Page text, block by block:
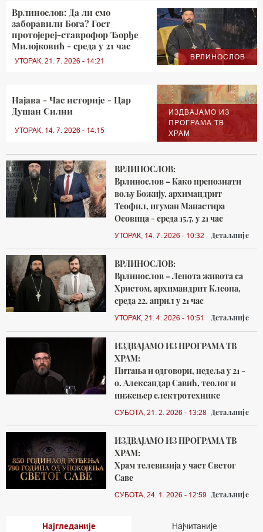
ВРЛИНОСЛОВ
Врлинослов: Да ли смо
заборавили Бога? Гост
протојереј-ставрофор Ђорђе
Милојковић - среда у 21 час
УТОРАК, 21. 7. 2026 - 14:21
ИЗДВАЈАМО ИЗ
ПРОГРАМА ТВ
ХРАМ
Најава - Час историје - Цар
Душан Силни
УТОРАК, 14. 7. 2026 - 14:15
ВРЛИНОСЛОВ:
Врлинослов – Како препознати
вољу Божију, архимандрит
Теофил, игуман Манастира
Осовица - среда 15.7. у 21 час
УТОРАК, 14. 7. 2026 - 10:32 Детаљније
ВРЛИНОСЛОВ:
Врлинослов – Лепота живота са
Христом, архимандрит Клеопа,
среда 22. април у 21 час
УТОРАК, 21. 4. 2026 - 10:51 Детаљније
ИЗДВАЈАМО ИЗ ПРОГРАМА ТВ
ХРАМ:
Питања и одговори, недеља у 21 -
о. Александар Савић, теолог и
инжењер електротехнике
СУБОТА, 21. 2. 2026 - 13:28 Детаљније
ИЗДВАЈАМО ИЗ ПРОГРАМА ТВ
ХРАМ:
Храм телевизија у част Светог
Саве
СУБОТА, 24. 1. 2026 - 12:59 Детаљније
Најгледаније Најчитаније